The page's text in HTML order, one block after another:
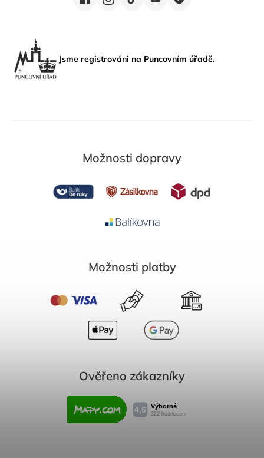
Jsme registrováni na Puncovním úřadě.
Možnosti dopravy
Možnosti platby
Ověřeno zákazníky